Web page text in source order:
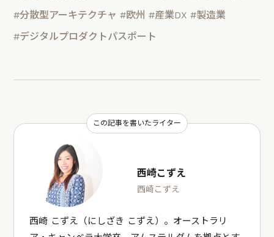
#分散型アーキテクチャ #欧州 #産業DX #製造業
#デジタルプロダクトパスポート
この記事を書いたライター
西崎こずえ
西崎こずえ
西崎 こずえ（にしざき こずえ）。オーストラリ